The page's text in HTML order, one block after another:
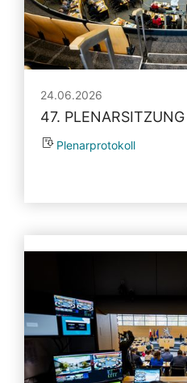
24.06.2026
47. PLENARSITZUNG
Plenarprotokoll